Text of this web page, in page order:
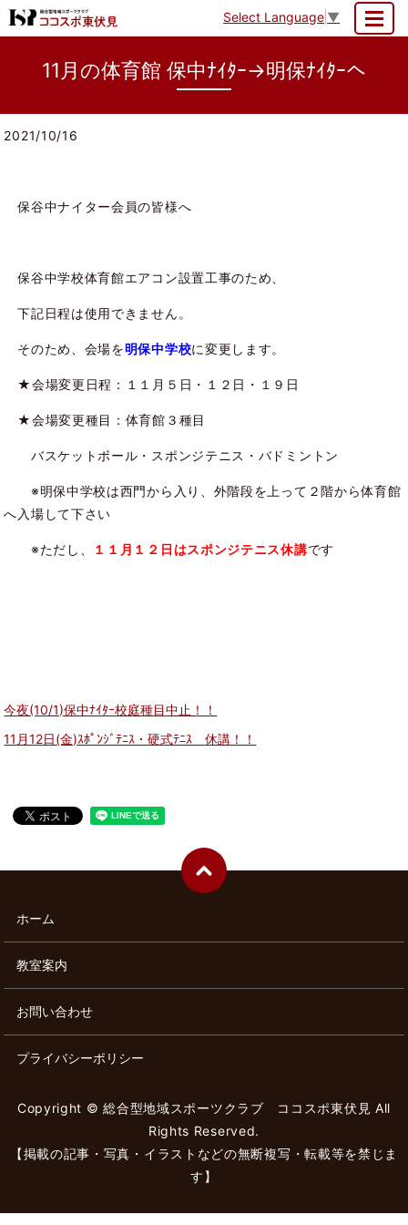
Select Language ▼
11月の体育館 保中ﾅｲﾀｰ→明保ﾅｲﾀｰへ
2021/10/16
保谷中ナイター会員の皆様へ
保谷中学校体育館エアコン設置工事のため、
下記日程は使用できません。
そのため、会場を明保中学校に変更します。
★会場変更日程：１１月５日・１２日・１９日
★会場変更種目：体育館３種目
バスケットボール・スポンジテニス・バドミントン
※明保中学校は西門から入り、外階段を上って２階から体育館
へ入場して下さい
※ただし、 １１月１２日はスポンジテニス休講です
今夜(10/1)保中ﾅｲﾀｰ校庭種目中止！！
11月12日(金)ｽﾎﾟﾝｼﾞﾃﾆｽ・硬式ﾃﾆｽ 休講！！
ホーム
教室案内
お問い合わせ
プライバシーポリシー
Copyright © 総合型地域スポーツクラブ ココスポ東伏見 All
Rights Reserved.
【掲載の記事・写真・イラストなどの無断複写・転載等を禁じま
す】